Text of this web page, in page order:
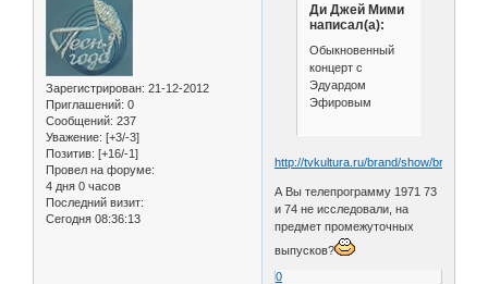
Зарегистрирован: 21-12-2012
Приглашений: 0
Сообщений: 237
Уважение: [+3/-3]
Позитив: [+16/-1]
Провел на форуме:
4 дня 0 часов
Последний визит:
Сегодня 08:36:13
Ди Джей Мими
написал(а):
Обыкновенный
концерт с
Эдуардом
Эфировым
http://tvkultura.ru/brand/show/brand_id/
А Вы телепрограмму 1971 73
и 74 не исследовали, на
предмет промежуточных
выпусков?
0